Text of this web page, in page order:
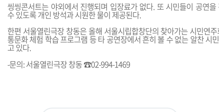
씽씽콘서트는 야외에서 진행되며 입장료가 없다. 또 시민들이 공연
수 있도록 개인 방석과 시원한 물이 제공된다.
한편 서울열린극장 창동은 올해 서울시립합창단의 찾아가는 시민연
통문화 체험 학습 프로그램 등 타 공연장에서 흔히 볼 수 없는 알찬 시
고 있다.
-문의: 서울열린극장 창동 ☎02-994-1469